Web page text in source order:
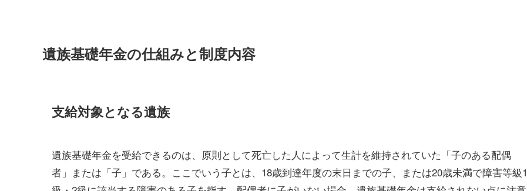
遺族基礎年金の仕組みと制度内容
支給対象となる遺族
遺族基礎年金を受給できるのは、原則として死亡した人によって生計を維持されていた「子のある配偶
者」または「子」である。ここでいう子とは、18歳到達年度の末日までの子、または20歳未満で障害等級1